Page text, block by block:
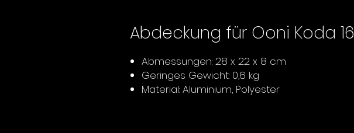
Abdeckung für Ooni Koda 16
Abmessungen: 28 x 22 x 8 cm
Geringes Gewicht: 0,6 kg
Material: Aluminium, Polyester